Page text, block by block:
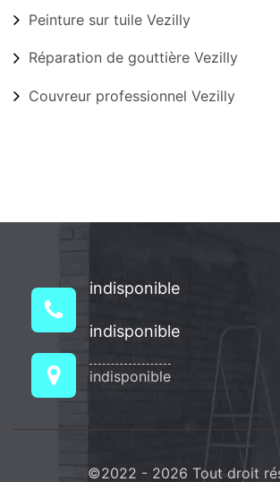
Peinture sur tuile Vezilly
Réparation de gouttière Vezilly
Couvreur professionnel Vezilly
indisponible
indisponible
indisponible
©2022 - 2026 Tout droit